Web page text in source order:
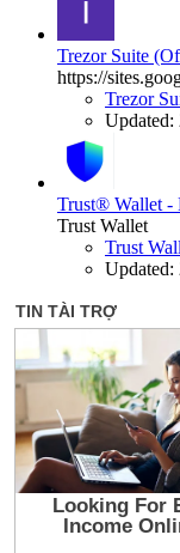
Trezor Suite
https://
Trezor
Updated:
Trust® Wallet -
Trust Wallet
Trust
Updated: